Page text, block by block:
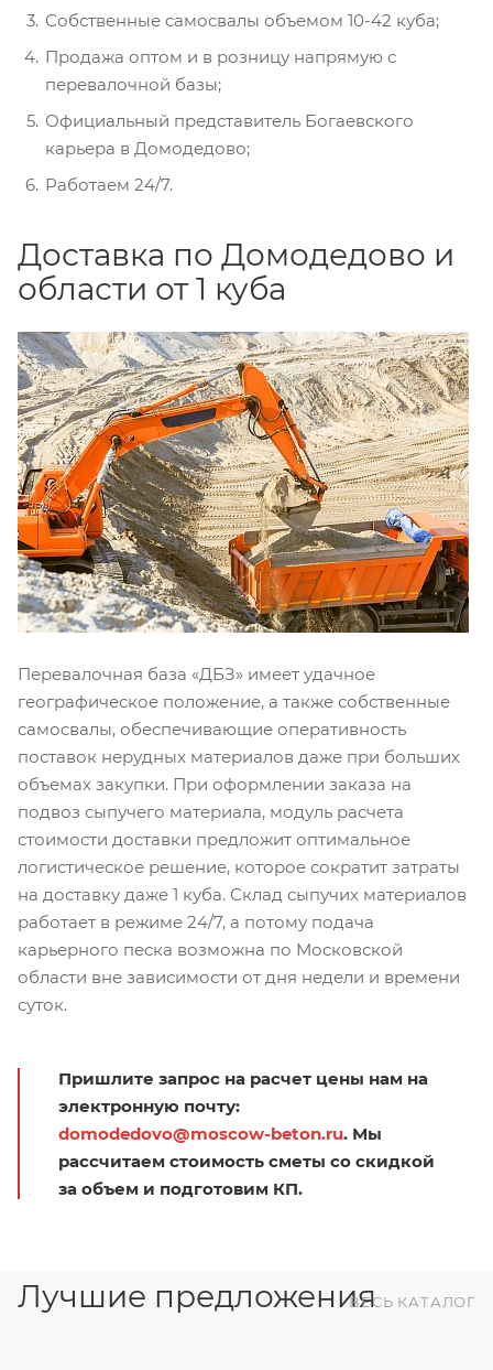
Собственные самосвалы объемом 10-42 куба;
Продажа оптом и в розницу напрямую с
перевалочной базы;
Официальный представитель Богаевского
карьера в Домодедово;
Работаем 24/7.
Доставка по Домодедово и
области от 1 куба
Перевалочная база «ДБЗ» имеет удачное
географическое положение, а также собственные
самосвалы, обеспечивающие оперативность
поставок нерудных материалов даже при больших
объемах закупки. При оформлении заказа на
подвоз сыпучего материала, модуль расчета
стоимости доставки предложит оптимальное
логистическое решение, которое сократит затраты
на доставку даже 1 куба. Склад сыпучих материалов
работает в режиме 24/7, а потому подача
карьерного песка возможна по Московской
области вне зависимости от дня недели и времени
суток.
Пришлите запрос на расчет цены нам на
электронную почту:
domodedovo@moscow-beton.ru. Мы
рассчитаем стоимость сметы со скидкой
за объем и подготовим КП.
Лучшие предложенияВЕСЬ КАТАЛОГ